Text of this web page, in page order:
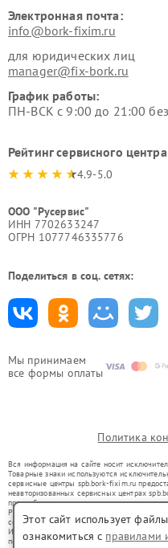
Мы принимаем
все формы оплаты
Электронная почта:
info@bork-fixim.ru
для юридических лиц
manager@fix-bork.ru
График работы:
ПН-ВСК с 9:00 до 21:00
Рейтинг сервисного центра
4.9-5.0
ООО "Русервис"
ИНН 7702633247
ОГРН 1077746335776
Поделиться в соц. сетях:
Политика
Вся информация на сайте носит
Товарные знаки используются
сервисные центры spb.bork-fixim.ru
неавторизованных сервисных центрах
правообладателями товарных знаков или
Ремонт осуществляется для устройств, уже
со статьей 1487 ГК РФ.
Использование товарных знаков не
потребителей в заблуждение, а служит для
Этот сайт использует
ознакомиться с правилами